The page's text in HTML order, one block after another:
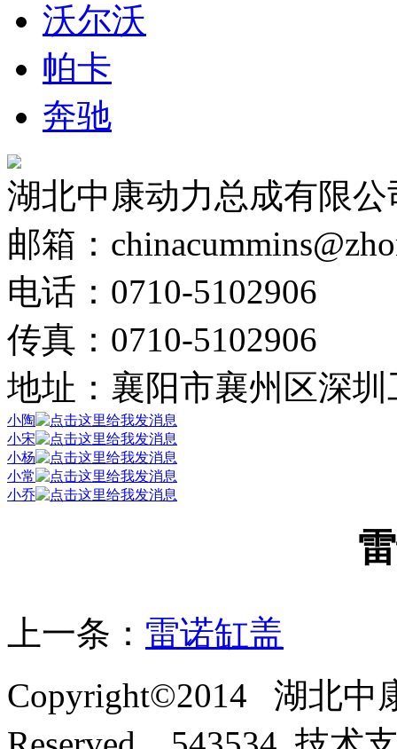
沃尔沃
帕卡
奔驰
湖北中康动力总成有限公
邮箱：
电话：0710-5102906
传真：0710-5102906
地址：襄阳市襄州区深
小陶
小宋
小杨
小常
小乔
上一条： 雷诺缸盖
Copyright©2014 湖北中